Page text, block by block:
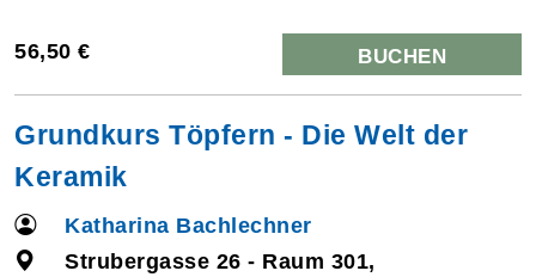
56,50 € BUCHEN
Grundkurs Töpfern - Die Welt der
Keramik
Katharina Bachlechner
Strubergasse 26 - Raum 301,